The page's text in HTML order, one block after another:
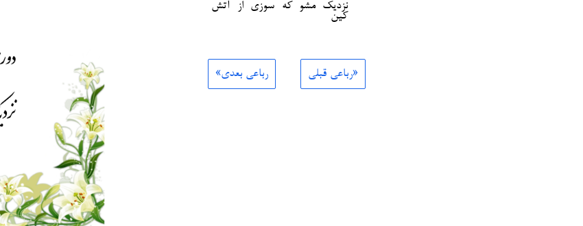
نزدیک مشو که سوزی از آتش
کین
«رباعی قبلی رباعی بعدی»